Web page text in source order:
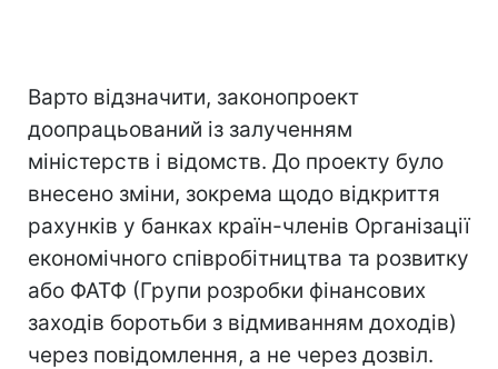
Варто відзначити, законопроект
доопрацьований із залученням
міністерств і відомств. До проекту було
внесено зміни, зокрема щодо відкриття
рахунків у банках країн-членів Організації
економічного співробітництва та розвитку
або ФАТФ (Групи розробки фінансових
заходів боротьби з відмиванням доходів)
через повідомлення, а не через дозвіл.